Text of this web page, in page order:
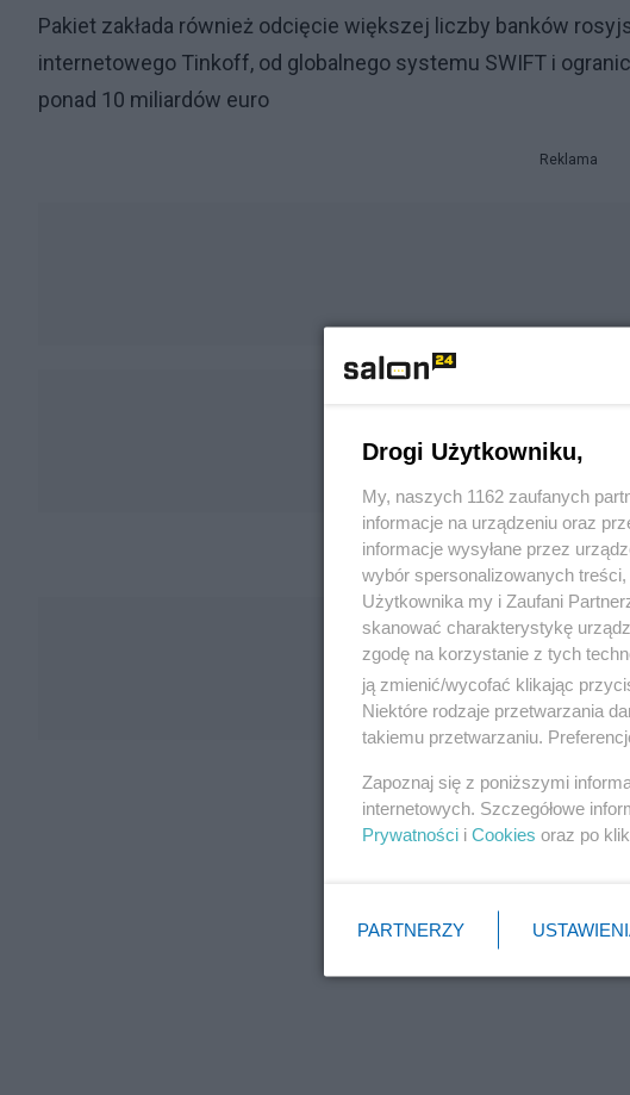
Pakiet zakłada również odcięcie większej liczby banków
internetowego Tinkoff, od globalnego systemu SWIFT i
ponad 10 miliardów euro
Reklama
Reklama
Drogi Użytkowniku,
My, naszych 1162 zaufanych
informacje na urządzeniu oraz
informacje wysyłane przez
wybór spersonalizowanych
Użytkownika my i Zaufani
skanować charakterystykę
zgodę na korzystanie z tych
ją zmienić/wycofać klikając
Niektóre rodzaje przetwarzania
takiemu przetwarzaniu.
Zapoznaj się z poniższymi
internetowych. Szczegółowe
Prywatności i Cookies oraz po
PARTNERZY